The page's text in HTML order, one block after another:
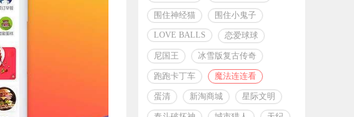
围住神经猫 围住小鬼子
LOVE BALLS 恋爱球球
尼国王 冰雪版复古传奇
跑跑卡丁车 魔法连连看
蛋清 新淘商城 星际文明